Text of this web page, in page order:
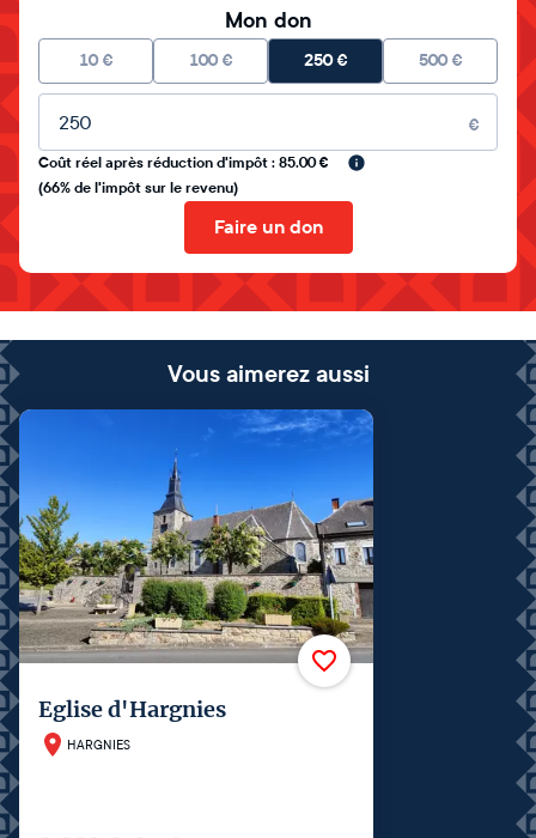
Mon don
10 € 100 € 250€ 500 €
Montant libre
€
Coût réel après réduction d'impôt : 85.00 €
(66% de l'impôt sur le revenu)
Faire un don
Vous aimerez aussi
Eglise d'Hargnies
HARGNIES